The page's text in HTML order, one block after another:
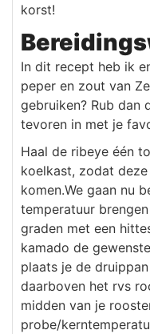
korst!
In dit recept heb ik
peper en zout van
gebruiken? Rub dan
tevoren in met je
Haal de ribeye één
koelkast, zodat
komen.We gaan nu
temperatuur
graden met een
kamado de
plaats je de
daarboven het rvs
midden van je
probe/